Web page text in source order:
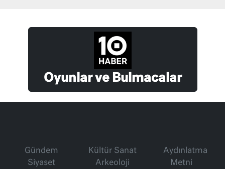
Oyunlar ve Bulmacalar
Gündem
Siyaset
Kültür Sanat
Arkeoloji
Aydınlatma
Metni